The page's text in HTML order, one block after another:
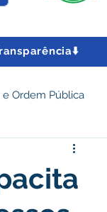
e Ordem Pública
e Turismo
Encontro Nacional